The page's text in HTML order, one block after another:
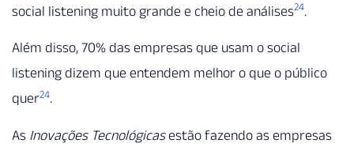
social listening muito grande e cheio de análises24.
Além disso, 70% das empresas que usam o social
listening dizem que entendem melhor o que o público
quer24.
As Inovações Tecnológicasestão fazendo as empresas